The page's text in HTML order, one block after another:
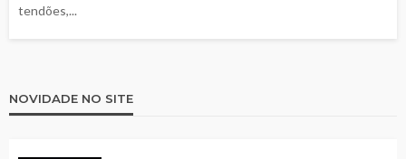
tendões,...
NOVIDADE NO SITE